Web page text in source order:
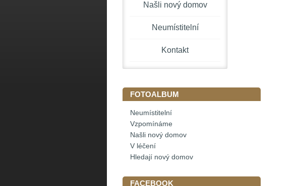
Našli nový domov
Neumístitelní
Kontakt
FOTOALBUM
Neumístitelní
Vzpomínáme
Našli nový domov
V léčení
Hledají nový domov
FACEBOOK